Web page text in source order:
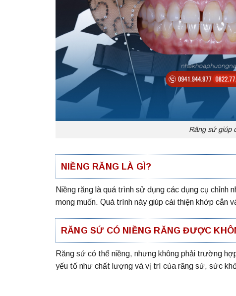
Răng sứ giúp
NIỀNG RĂNG LÀ GÌ?
Niềng răng là quá trình sử dụng các dụng cụ chỉnh
mong muốn. Quá trình này giúp cải thiện khớp cắn
RĂNG SỨ CÓ NIỀNG RĂNG ĐƯỢC
Răng sứ có thể niềng, nhưng không phải trường
yếu tố như chất lượng và vị trí của răng sứ, sức